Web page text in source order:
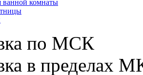
ванной комнаты
по МСК
в пределах